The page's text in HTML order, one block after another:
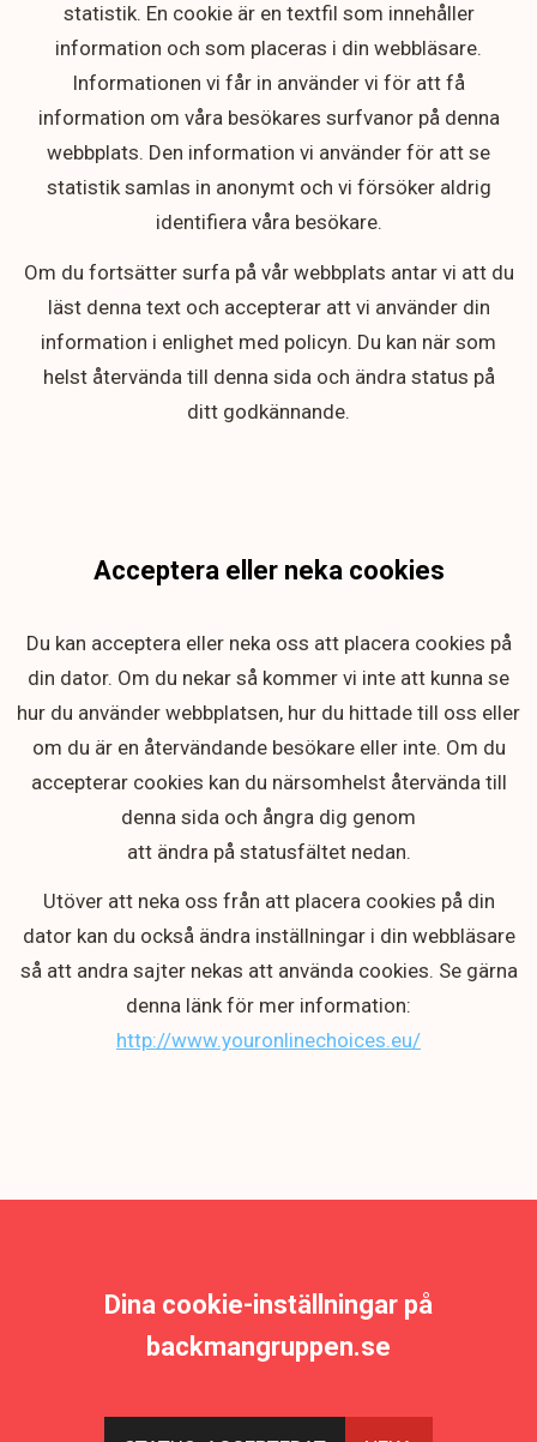
statistik. En cookie är en textfil som innehåller
information och som placeras i din webbläsare.
Informationen vi får in använder vi för att få
information om våra besökares surfvanor på denna
webbplats. Den information vi använder för att se
statistik samlas in anonymt och vi försöker aldrig
identifiera våra besökare.
Om du fortsätter surfa på vår webbplats antar vi att du
läst denna text och accepterar att vi använder din
information i enlighet med policyn. Du kan när som
helst återvända till denna sida och ändra status på
ditt godkännande.
Acceptera eller neka cookies
Du kan acceptera eller neka oss att placera cookies på
din dator. Om du nekar så kommer vi inte att kunna se
hur du använder webbplatsen, hur du hittade till oss eller
om du är en återvändande besökare eller inte. Om du
accepterar cookies kan du närsomhelst återvända till
denna sida och ångra dig genom
att ändra på statusfältet nedan.
Utöver att neka oss från att placera cookies på din
dator kan du också ändra inställningar i din webbläsare
så att andra sajter nekas att använda cookies. Se gärna
denna länk för mer information:
http://www.youronlinechoices.eu/
Dina cookie-inställningar på
backmangruppen.se